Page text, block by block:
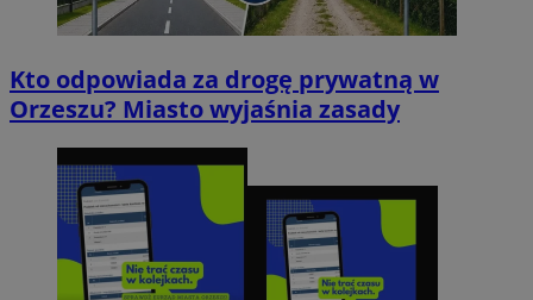
Kto odpowiada za drogę prywatną w
Orzeszu? Miasto wyjaśnia zasady